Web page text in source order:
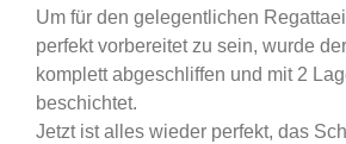
Um für den gelegentlichen
perfekt vorbereitet zu sein, wurde
komplett abgeschliffen und mit 2
beschichtet.
Jetzt ist alles wieder perfekt, das